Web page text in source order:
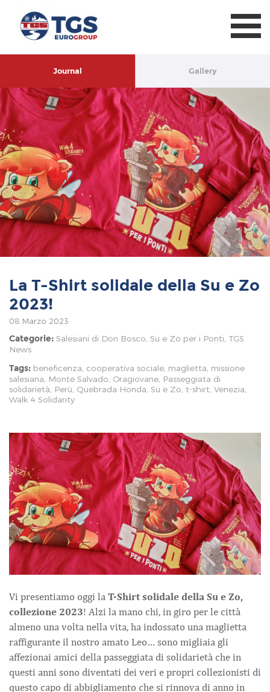
Journal Gallery
La T-Shirt solidale della Su e Zo
2023!
08 Marzo 2023
Categorie: Salesiani di Don Bosco, Su e Zo per i Ponti, TGS
News
Tags: beneficenza cooperativa sociale maglietta missione
salesiana Monte Salvado Oragiovane Passeggiata di
solidarietà Perù Quebrada Honda Su e Zo t-shirt Venezia
Walk 4 Solidarity
Vi presentiamo oggi la T-Shirt solidale della Su e Zo,
collezione 2023! Alzi la mano chi, in giro per le città
almeno una volta nella vita, ha indossato una maglietta
raffigurante il nostro amato Leo… sono migliaia gli
affezionai amici della passeggiata di solidarietà che in
questi anni sono diventati dei veri e propri collezionisti di
questo capo di abbigliamento che si rinnova di anno in